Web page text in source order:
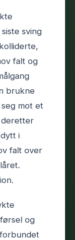
sving
falt og
brukne
mot et
deretter
i
falt over
og